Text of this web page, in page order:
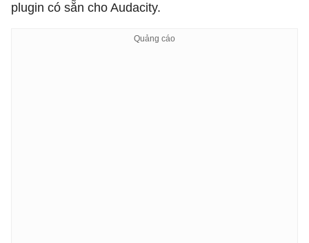
plugin có sẵn cho Audacity.